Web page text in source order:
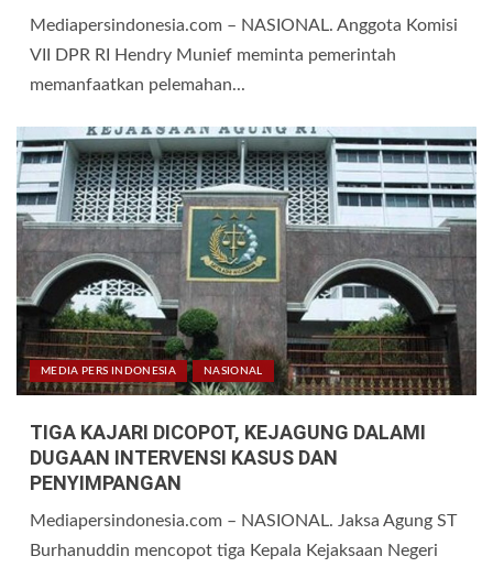
Mediapersindonesia.com – NASIONAL. Anggota Komisi
VII DPR RI Hendry Munief meminta pemerintah
memanfaatkan pelemahan...
MEDIA PERS INDONESIA NASIONAL
TIGA KAJARI DICOPOT, KEJAGUNG DALAMI
DUGAAN INTERVENSI KASUS DAN
PENYIMPANGAN
Mediapersindonesia.com – NASIONAL. Jaksa Agung ST
Burhanuddin mencopot tiga Kepala Kejaksaan Negeri